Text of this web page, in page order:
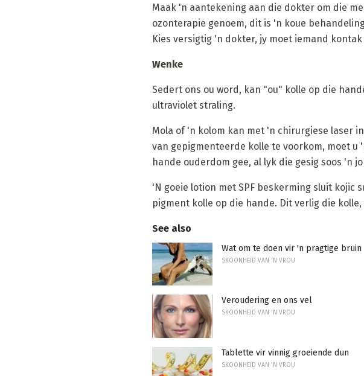
Maak 'n aantekening aan die dokter om die
ozonterapie genoem, dit is 'n koue
Kies versigtig 'n dokter, jy moet iemand
Wenke
Sedert ons ou word, kan "ou" kolle op die
ultraviolet straling.
Mola of 'n kolom kan met 'n chirurgiese laser
van gepigmenteerde kolle te voorkom, moet u
hande ouderdom gee, al lyk die gesig soos 'n
'N goeie lotion met SPF beskerming sluit kojic
pigment kolle op die hande. Dit verlig die
See also
Wat om te doen vir 'n pragtige bruin
SKOONHEID VAN 'N VROU
Veroudering en ons vel
SKOONHEID VAN 'N VROU
Tablette vir vinnig groeiende dun
SKOONHEID VAN 'N VROU